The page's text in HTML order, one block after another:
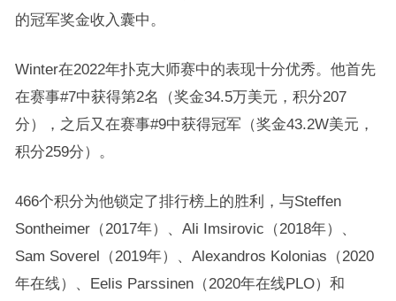
的冠军奖金收入囊中。
Winter在2022年扑克大师赛中的表现十分优秀。他首先
在赛事#7中获得第2名（奖金34.5万美元，积分207
分），之后又在赛事#9中获得冠军（奖金43.2W美元，
积分259分）。
466个积分为他锁定了排行榜上的胜利，与Steffen
Sontheimer（2017年）、Ali Imsirovic（2018年）、
Sam Soverel（2019年）、Alexandros Kolonias（2020
年在线）、Eelis Parssinen（2020年在线PLO）和